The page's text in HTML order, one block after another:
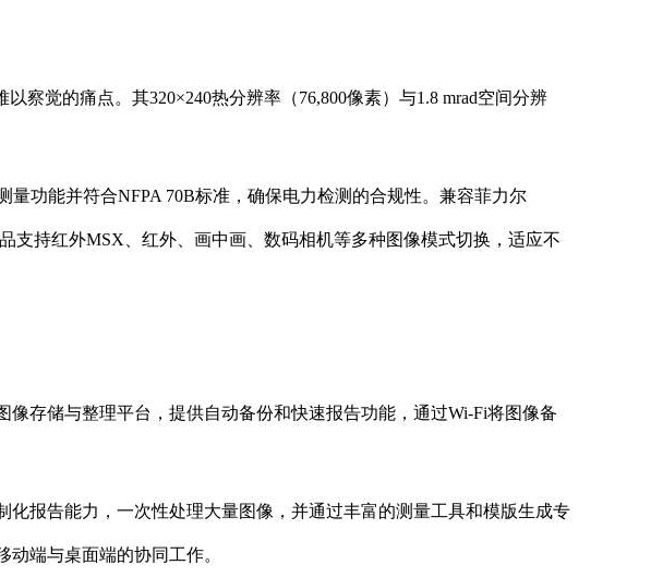
察觉的痛点。其320×240热分辨率（76,800像素）与1.8 mrad空间分辨
功能并符合NFPA 70B标准，确保电力检测的合规性。兼容菲力尔
支持红外MSX、红外、画中画、数码相机等多种图像模式切换，适应不
存储与整理平台，提供自动备份和快速报告功能，通过Wi-Fi将图像备
化报告能力，一次性处理大量图像，并通过丰富的测量工具和模版生成专
动端与桌面端的协同工作。